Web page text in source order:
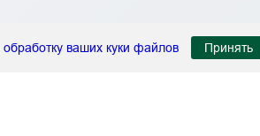
обработку ваших куки файлов Принять